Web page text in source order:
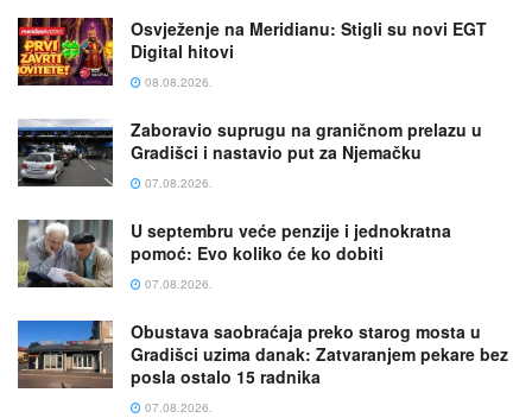
Osvježenje na Meridianu: Stigli su novi EGT
Digital hitovi
08.08.2026.
Zaboravio suprugu na graničnom prelazu u
Gradišci i nastavio put za Njemačku
07.08.2026.
U septembru veće penzije i jednokratna
pomoć: Evo koliko će ko dobiti
07.08.2026.
Obustava saobraćaja preko starog mosta u
Gradišci uzima danak: Zatvaranjem pekare bez
posla ostalo 15 radnika
07.08.2026.